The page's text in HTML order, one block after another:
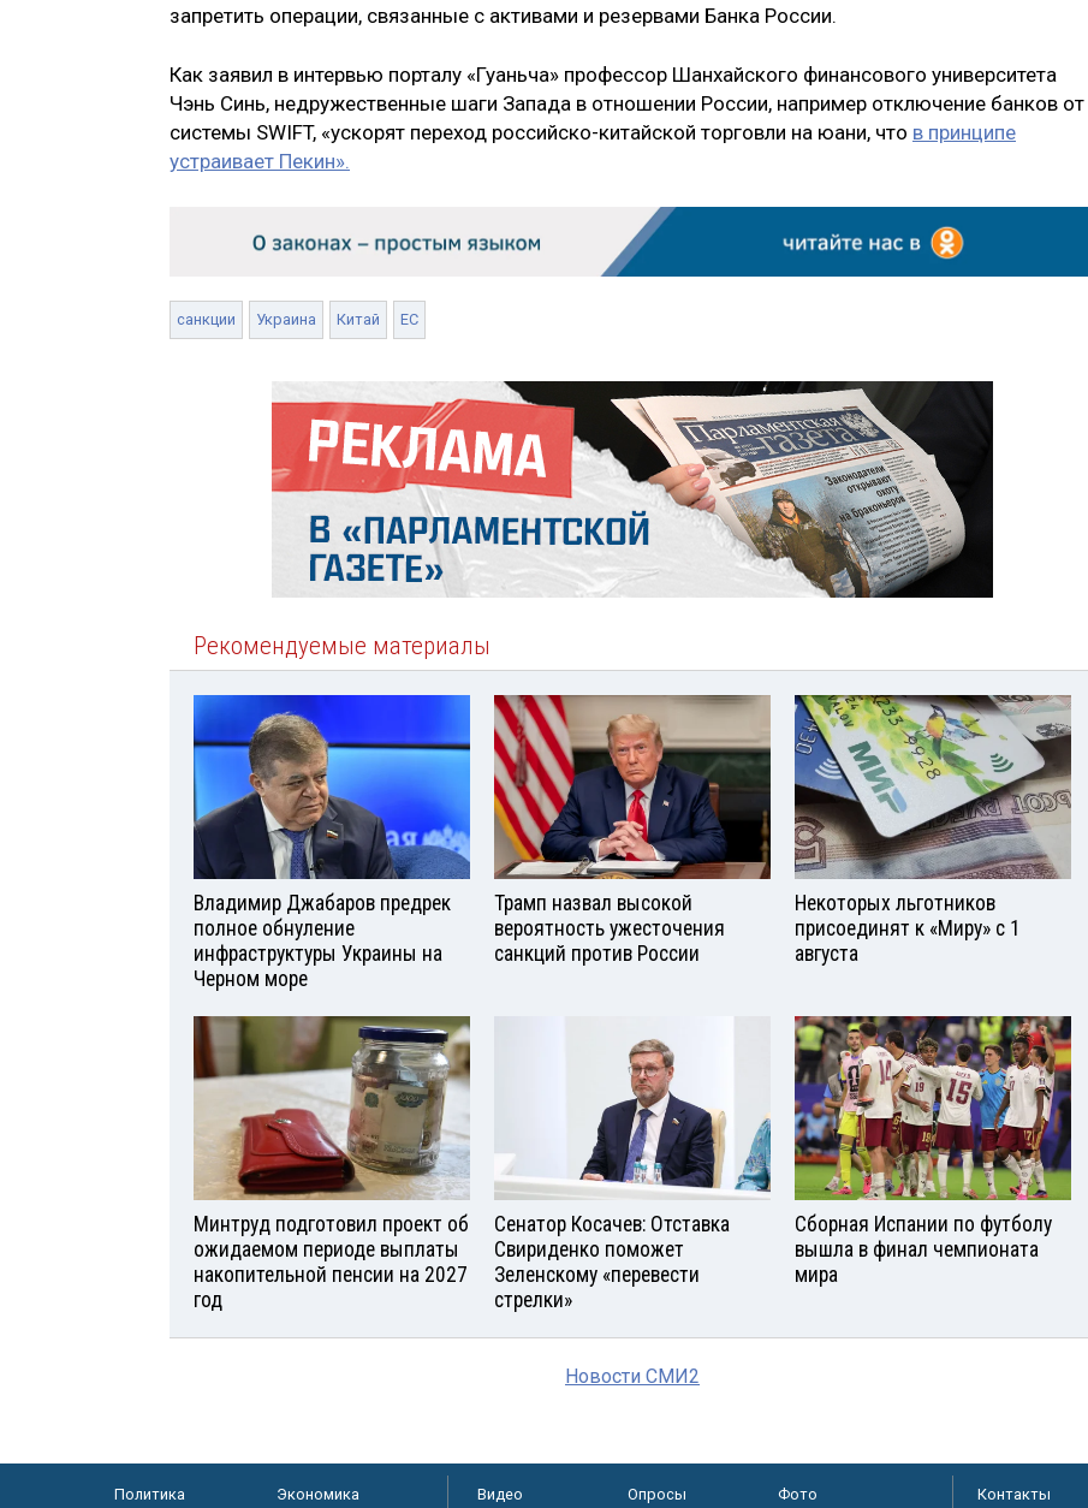
запретить операции, связанные с активами и резервами Банка России.
Как заявил в интервью порталу «Гуаньча» профессор Шанхайского финансового университета
Чэнь Синь, недружественные шаги Запада в отношении России, например отключение банков от
системы SWIFT, «ускорят переход российско-китайской торговли на юани, что в принципе
устраивает Пекин».
санкции Украина Китай ЕС
Рекомендуемые материалы
Владимир Джабаров предрек
полное обнуление
инфраструктуры Украины на
Черном море
Трамп назвал высокой
вероятность ужесточения
санкций против России
Некоторых льготников
присоединят к «Миру» с 1
августа
Минтруд подготовил проект об
ожидаемом периоде выплаты
накопительной пенсии на 2027
год
Сенатор Косачев: Отставка
Свириденко поможет
Зеленскому «перевести
стрелки»
Сборная Испании по футболу
вышла в финал чемпионата
мира
Новости СМИ2
Политика Экономика Видео Опросы Фото Контакты